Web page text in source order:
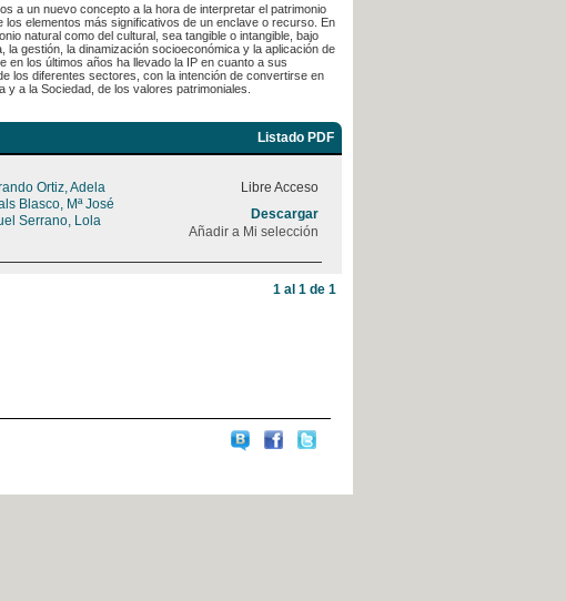
a un nuevo concepto a la hora de interpretar el patrimonio
elementos más significativos de un enclave o recurso. En
natural como del cultural, sea tangible o intangible, bajo
gestión, la dinamización socioeconómica y la aplicación de
los últimos años ha llevado la IP en cuanto a sus
los diferentes sectores, con la intención de convertirse en
a la Sociedad, de los valores patrimoniales.
Listado PDF
Ortiz, Adela
Blasco, Mª José
Serrano, Lola
Libre Acceso
Descargar
Añadir a Mi selección
1 al 1 de 1